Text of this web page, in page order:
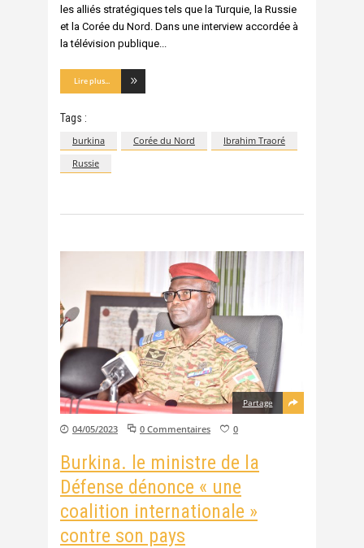
les alliés stratégiques tels que la Turquie, la Russie
et la Corée du Nord. Dans une interview accordée à
la télévision publique
Lire plus...
Tags :
burkina Corée du Nord
Ibrahim Traoré
Russie
Partage
04/05/2023 0 Commentaires 0
Burkina. le ministre de la
Défense dénonce « une
coalition internationale »
contre son pays